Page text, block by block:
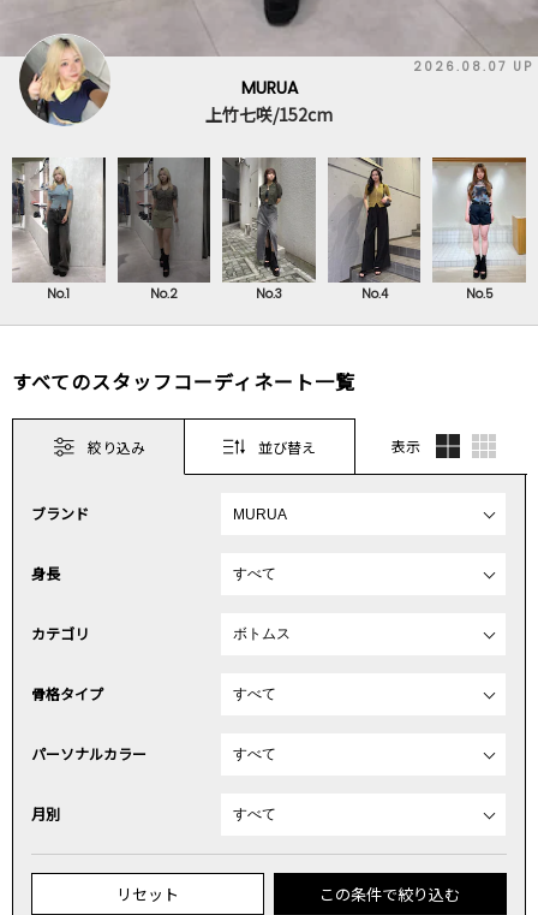
2026.08.07 UP
MURUA
上竹七咲/152cm
No.1 No.2 No.3 No.4 No.5
すべてのスタッフコーディネート一覧
絞り込み 並び替え 表示
ブランド
身長
カテゴリ
骨格タイプ
パーソナルカラー
月別
リセット この条件で絞り込む